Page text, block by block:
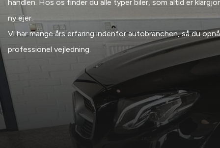
handlen. Hos os finder du alle typer biler, som altid er
ny ejer.
Vi har mange års erfaring indenfor autobranchen, så du
professionel vejledning.